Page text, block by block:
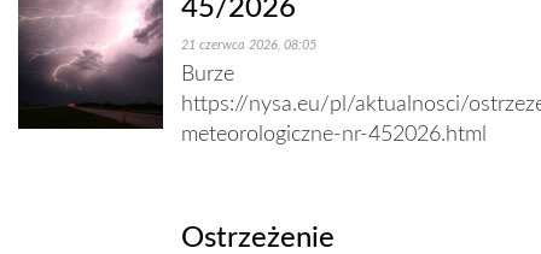
45/2026
21 czerwca 2026, 08:05
Burze
https://nysa.eu/pl/aktualnosci/
meteorologiczne-nr-452026.html
Ostrzeżenie